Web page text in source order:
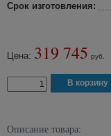
Срок изготовления:
Цена: 319 745 руб.
Описание товара: